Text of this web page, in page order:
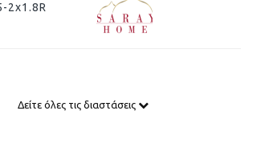
2x1.8R
Δείτε όλες τις διαστάσεις